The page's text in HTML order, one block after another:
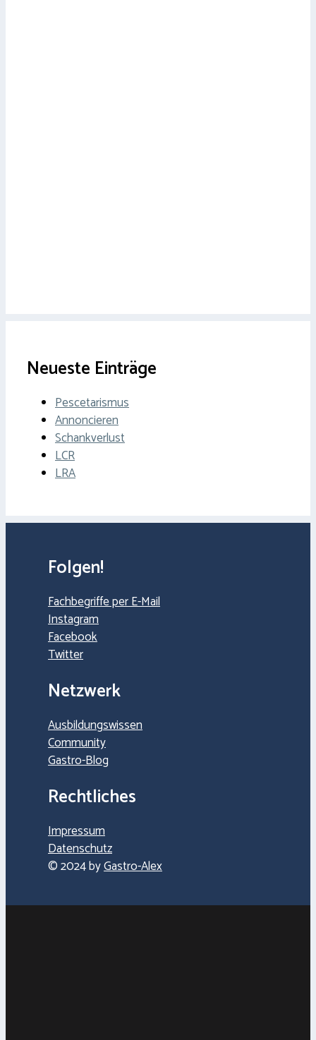
Neueste Einträge
Pescetarismus
Annoncieren
Schankverlust
LCR
LRA
Folgen!
Fachbegriffe per E-Mail
Instagram
Facebook
Twitter
Netzwerk
Ausbildungswissen
Community
Gastro-Blog
Rechtliches
Impressum
Datenschutz
© 2024 byGastro-Alex